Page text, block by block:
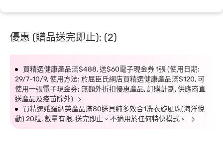
優惠 (贈品送完即止): (2)
買精選健康產品滿$488, 送$60電子現金券 1張 (使用日期:
29/7-10/9, 使用方法: 於屈臣氏網店買精選健康產品滿$120, 可
使用一張電子現金券; 無額外折扣優惠產品, 訂購計劃, 供應商直
送產品及疫苗除外)
買精選娥羅納英產品滿80送貝純多效合1洗衣旋風珠(海洋悅
動) 20粒, 數量有限, 送完即止。不適用於任何特快模式。